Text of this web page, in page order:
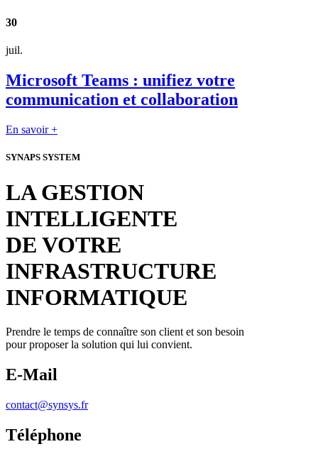
30
juil.
Microsoft Teams : unifiez votre
communication et collaboration
En savoir +
SYNAPS SYSTEM
LA GESTION
INTELLIGENTE
DE VOTRE
INFRASTRUCTURE
INFORMATIQUE
Prendre le temps de connaître son client et son besoin
pour proposer la solution qui lui convient.
E-Mail
contact@synsys.fr
Téléphone